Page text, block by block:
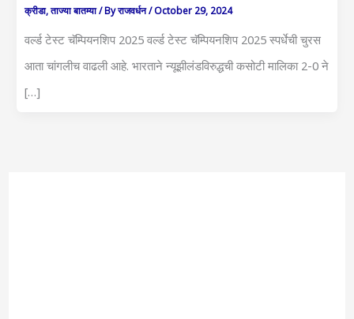
क्रीडा,ताज्या बातम्या/ Byराजवर्धन/October 29, 2024
वर्ल्ड टेस्ट चॅम्पियनशिप 2025 वर्ल्ड टेस्ट चॅम्पियनशिप 2025 स्पर्धेची चुरस
आता चांगलीच वाढली आहे. भारताने न्यूझीलंडविरुद्धची कसोटी मालिका 2-0 ने
[…]